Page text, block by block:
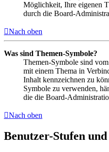
Möglichkeit, Ihre eigenen
durch die Board-
Nach oben
Was sind Themen-Symbole?
Themen-Symbole sind
mit einem Thema in
Inhalt kennzeichnen zu
Symbole zu verwenden,
die die Board-
Nach oben
Benutzer-Stufen